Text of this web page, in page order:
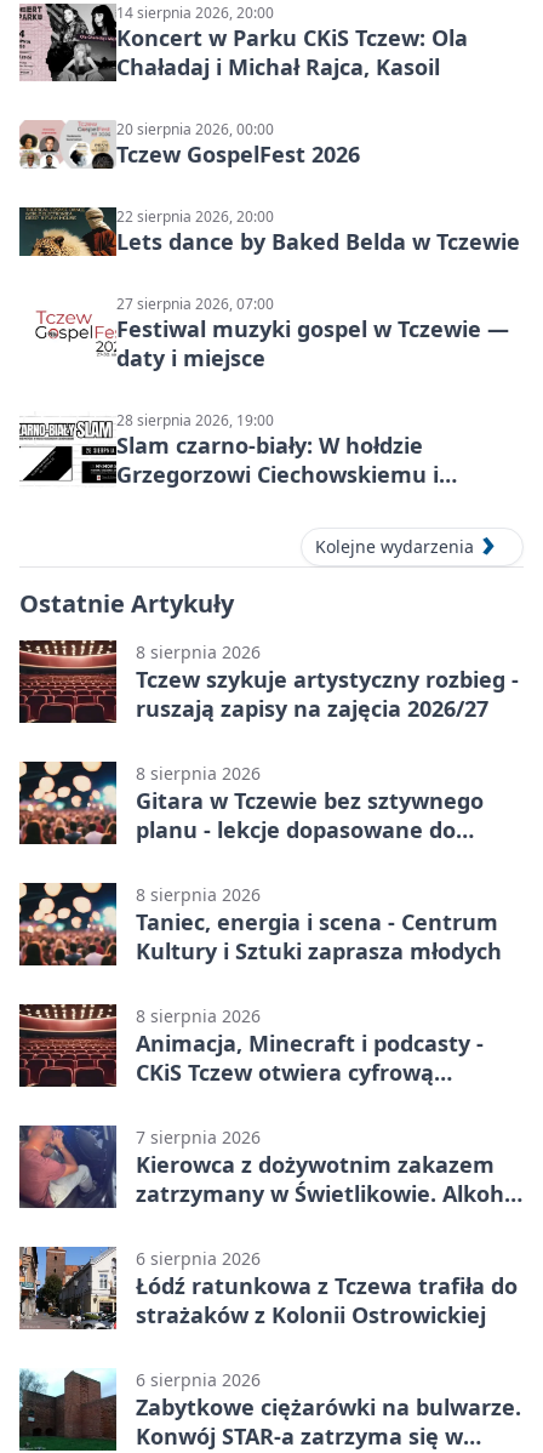
14 sierpnia 2026, 20:00
Koncert w Parku CKiS Tczew: Ola
Chaładaj i Michał Rajca, Kasoil
20 sierpnia 2026, 00:00
Tczew GospelFest 2026
22 sierpnia 2026, 20:00
Lets dance by Baked Belda w Tczewie
27 sierpnia 2026, 07:00
Festiwal muzyki gospel w Tczewie —
daty i miejsce
28 sierpnia 2026, 19:00
Slam czarno-biały: W hołdzie
Grzegorzowi Ciechowskiemu i
Kolejne wydarzenia
Ostatnie Artykuły
8 sierpnia 2026
Tczew szykuje artystyczny rozbieg -
ruszają zapisy na zajęcia 2026/27
8 sierpnia 2026
Gitara w Tczewie bez sztywnego
planu - lekcje dopasowane do
8 sierpnia 2026
Taniec, energia i scena - Centrum
Kultury i Sztuki zaprasza młodych
8 sierpnia 2026
Animacja, Minecraft i podcasty -
CKiS Tczew otwiera cyfrową
7 sierpnia 2026
Kierowca z dożywotnim zakazem
zatrzymany w Świetlikowie. Alkohol
6 sierpnia 2026
Łódź ratunkowa z Tczewa trafiła do
strażaków z Kolonii Ostrowickiej
6 sierpnia 2026
Zabytkowe ciężarówki na bulwarze.
Konwój STAR-a zatrzyma się w